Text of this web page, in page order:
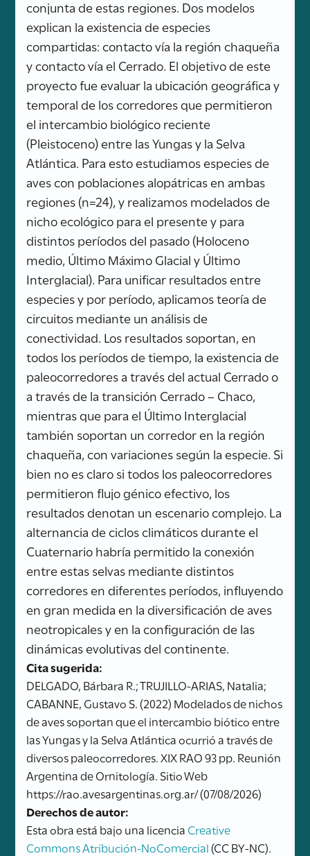
conjunta de estas regiones. Dos modelos
explican la existencia de especies
compartidas: contacto vía la región chaqueña
y contacto vía el Cerrado. El objetivo de este
proyecto fue evaluar la ubicación geográfica y
temporal de los corredores que permitieron
el intercambio biológico reciente
(Pleistoceno) entre las Yungas y la Selva
Atlántica. Para esto estudiamos especies de
aves con poblaciones alopátricas en ambas
regiones (n=24), y realizamos modelados de
nicho ecológico para el presente y para
distintos períodos del pasado (Holoceno
medio, Último Máximo Glacial y Último
Interglacial). Para unificar resultados entre
especies y por período, aplicamos teoría de
circuitos mediante un análisis de
conectividad. Los resultados soportan, en
todos los períodos de tiempo, la existencia de
paleocorredores a través del actual Cerrado o
a través de la transición Cerrado – Chaco,
mientras que para el Último Interglacial
también soportan un corredor en la región
chaqueña, con variaciones según la especie. Si
bien no es claro si todos los paleocorredores
permitieron flujo génico efectivo, los
resultados denotan un escenario complejo. La
alternancia de ciclos climáticos durante el
Cuaternario habría permitido la conexión
entre estas selvas mediante distintos
corredores en diferentes períodos, influyendo
en gran medida en la diversificación de aves
neotropicales y en la configuración de las
dinámicas evolutivas del continente.
Cita sugerida:
DELGADO, Bárbara R.; TRUJILLO-ARIAS, Natalia;
CABANNE, Gustavo S. (2022) Modelados de nichos
de aves soportan que el intercambio biótico entre
las Yungas y la Selva Atlántica ocurrió a través de
diversos paleocorredores. XIX RAO 93 pp. Reunión
Argentina de Ornitología. Sitio Web
https://rao.avesargentinas.org.ar/ (07/08/2026)
Derechos de autor:
Esta obra está bajo una licencia Creative
Commons Atribución-NoComercial(CC BY-NC).